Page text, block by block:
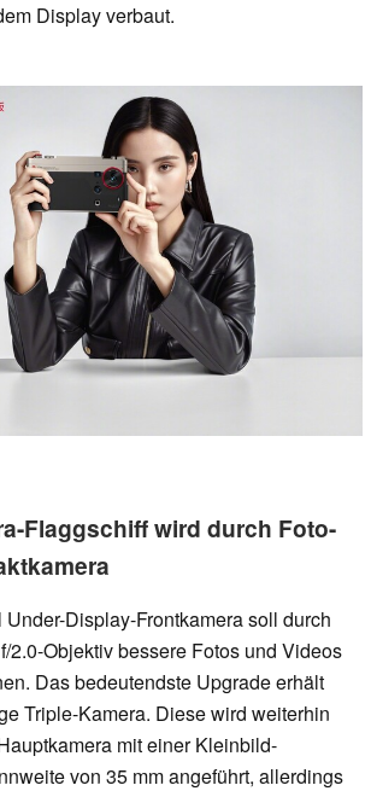
Display verbaut.
Flaggschiff wird durch Foto-
Display-Frontkamera soll durch
2.0-Objektiv bessere Fotos und Videos
Das bedeutendste Upgrade erhält
Triple-Kamera. Diese wird weiterhin
mit einer Kleinbild-
von 35 mm angeführt, allerdings